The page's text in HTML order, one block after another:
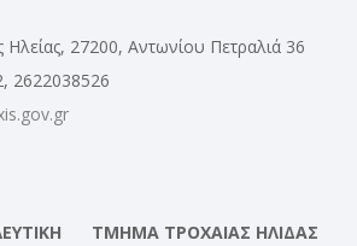
27200, Αντωνίου Πετραλιά 36
2622038526
ΤΜΗΜΑ ΤΡΟΧΑΙΑΣ ΗΛΙΔΑΣ